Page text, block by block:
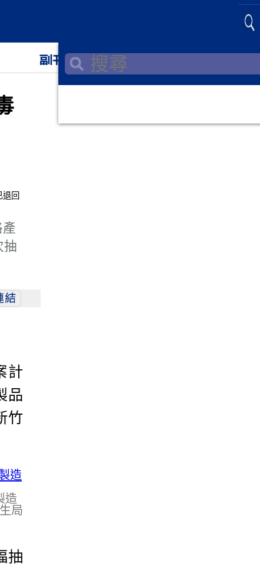
副刊
抽
計
品
竹
造
局
抽